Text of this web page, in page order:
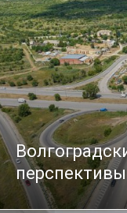
перспективы